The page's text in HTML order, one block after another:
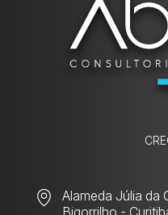
Alameda Júlia da